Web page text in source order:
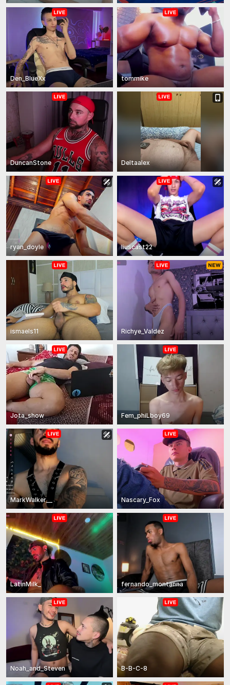
Den_BlueXx tommike
DuncanStone Deltaalex
ryan_doyle liuscast22
ismaels11 Richye_Valdez
Jota_show Fem_phiLboy69
MarkWalker__ Nascary_Fox
LatinMilk_ fernando_montanna
Noah_and_Steven B-B-C-8